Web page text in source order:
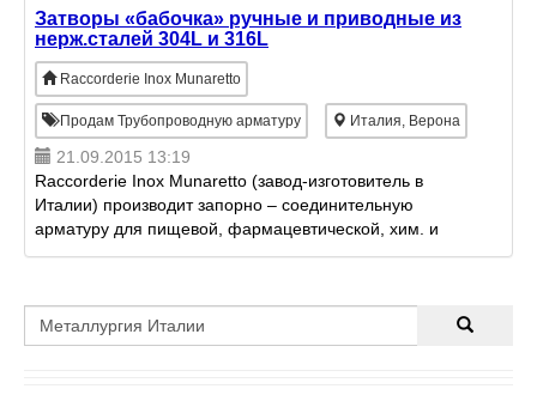
Затворы «бабочка» ручные и приводные из
нерж.сталей 304L и 316L
Raccorderie Inox Munaretto
Продам Трубопроводную арматуру Италия, Верона
21.09.2015 13:19
Raccorderie Inox Munaretto (завод-изготовитель в
Италии) производит запорно – соединительную
арматуру для пищевой, фармацевтической, хим. и
др. промышленностей, из нерж.сталей 304L и 316L,